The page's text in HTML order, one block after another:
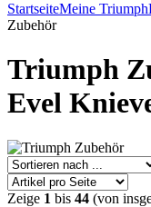
StartseiteMeine Triumph
Zubehör
Triumph
Evel
Zeige 1 bis 44 (von